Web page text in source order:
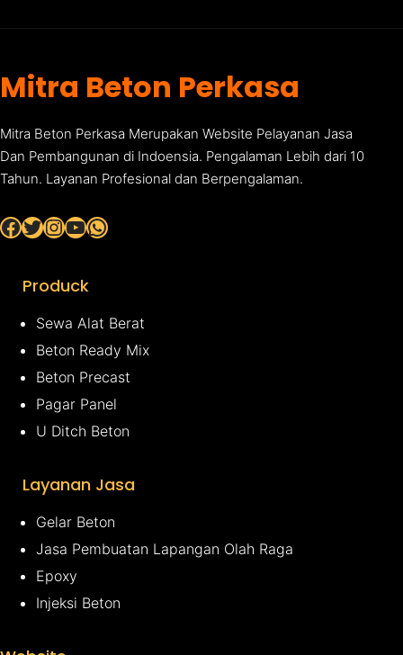
Mitra Beton Perkasa
Mitra Beton Perkasa Merupakan Website Pelayanan Jasa
Dan Pembangunan di Indoensia. Pengalaman Lebih dari 10
Tahun. Layanan Profesional dan Berpengalaman.
Facebook Twitter InstagramYouTube WhatsApp
Produck
Sewa Alat Berat
Beton Ready Mix
Beton Precast
Pagar Panel
U Ditch Beton
Layanan Jasa
Gelar Beton
Jasa Pembuatan Lapangan Olah Raga
Epoxy
Injeksi Beton